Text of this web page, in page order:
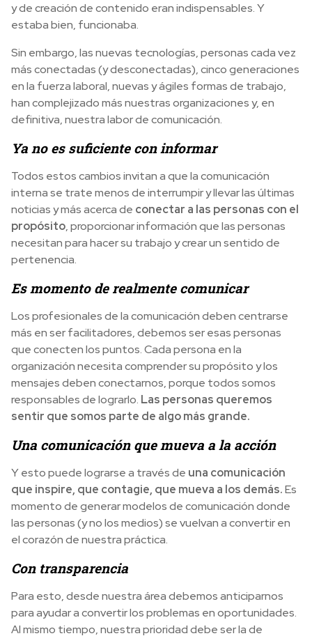
y de creación de contenido eran indispensables. Y
estaba bien, funcionaba.
Sin embargo, las nuevas tecnologías, personas cada vez
más conectadas (y desconectadas), cinco generaciones
en la fuerza laboral, nuevas y ágiles formas de trabajo,
han complejizado más nuestras organizaciones y, en
definitiva, nuestra labor de comunicación.
Ya no es suficiente con informar
Todos estos cambios invitan a que la comunicación
interna se trate menos de interrumpir y llevar las últimas
noticias y más acerca de conectar a las personas con el
propósito, proporcionar información que las personas
necesitan para hacer su trabajo y crear un sentido de
pertenencia.
Es momento de realmente comunicar
Los profesionales de la comunicación deben centrarse
más en ser facilitadores, debemos ser esas personas
que conecten los puntos. Cada persona en la
organización necesita comprender su propósito y los
mensajes deben conectarnos, porque todos somos
responsables de lograrlo. Las personas queremos
sentir que somos parte de algo más grande.
Una comunicación que mueva a la acción
Y esto puede lograrse a través de una comunicación
que inspire, que contagie, que mueva a los demás.Es
momento de generar modelos de comunicación donde
las personas (y no los medios) se vuelvan a convertir en
el corazón de nuestra práctica.
Con transparencia
Para esto, desde nuestra área debemos anticiparnos
para ayudar a convertir los problemas en oportunidades.
Al mismo tiempo, nuestra prioridad debe ser la de